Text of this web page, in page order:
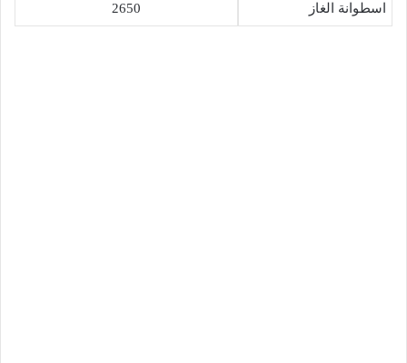
اسطوانة الغاز 2650